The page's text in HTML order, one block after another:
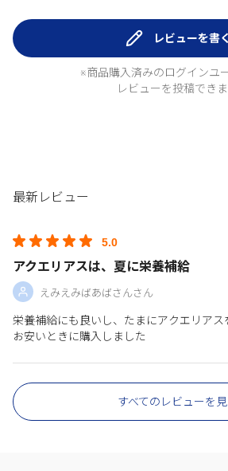
レビューを書く
※商品購入済みのログインユ
レビューを投稿でき
最新レビュー
5.0
アクエリアスは、夏に栄養補給
えみえみばあばさんさん
栄養補給にも良いし、たまにアクエリアス
お安いときに購入しました
すべてのレビューを見